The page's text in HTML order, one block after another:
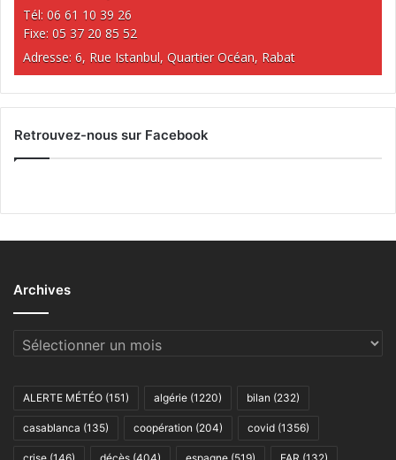
Tél: 06 61 10 39 26
Fixe: 05 37 20 85 52
Adresse: 6, Rue Istanbul, Quartier Océan, Rabat
Retrouvez-nous sur Facebook
Archives
Archives
ALERTE MÉTÉO (151) algérie (1220) bilan (232)
casablanca (135) coopération (204) covid (1356)